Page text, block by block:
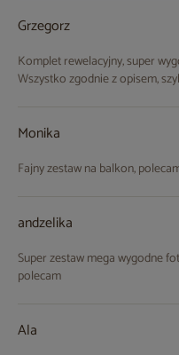
Grzegorz
Komplet rewelacyjny, super
Wszystko zgodnie z opisem,
Monika
Fajny zestaw na balkon,
andzelika
Super zestaw mega wygodne
polecam
Ala